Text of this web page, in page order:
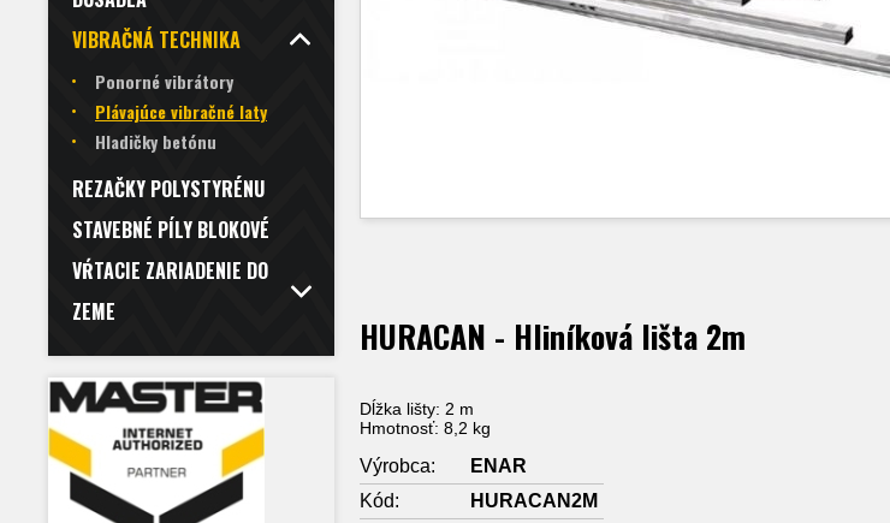
VIBRAČNÁ TECHNIKA
Ponorné vibrátory
Plávajúce vibračné laty
Hladičky betónu
REZAČKY POLYSTYRÉNU
STAVEBNÉ PÍLY BLOKOVÉ
VŔTACIE ZARIADENIE DO
ZEME
HURACAN - Hliníková lišta 2m
Dĺžka lišty: 2 m
Hmotnosť: 8,2 kg
Výrobca:
ENAR
Kód:
HURACAN2M